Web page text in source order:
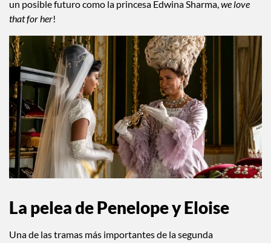
un posible futuro como la princesa Edwina Sharma,we love
that for her!
La pelea de Penelope y Eloise
Una de las tramas más importantes de la segunda